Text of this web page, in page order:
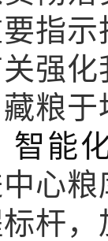
指
强
粮
智能
心
杆，